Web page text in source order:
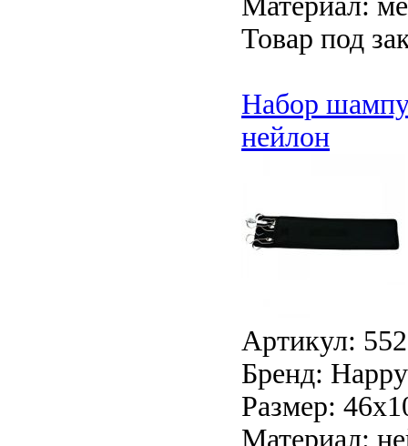
Товар под
Набор
нейлон
Артикул:
Бренд:
Размер:
Материал: